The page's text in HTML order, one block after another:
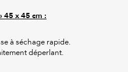
45 x 45 cm :
à séchage rapide.
déperlant.